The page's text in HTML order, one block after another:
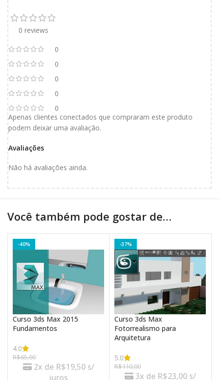
0 reviews
0
0
0
0
0
Avaliações
Não há avaliações ainda.
Apenas clientes conectados que compraram este produto
podem deixar uma avaliação.
Você também pode gostar de…
-40%
Curso 3ds Max 2015
Fundamentos
4.0
R$65,00
2x de R$19,50 s/
juros
-37%
Curso 3ds Max
Fotorrealismo para
Arquitetura
5.0
R$110,00
3x de R$23,00 s/